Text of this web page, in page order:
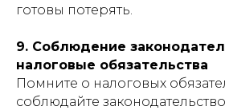
готовы потерять.
9. Соблюдение
налоговые обязательства
Помните о налоговых
соблюдайте